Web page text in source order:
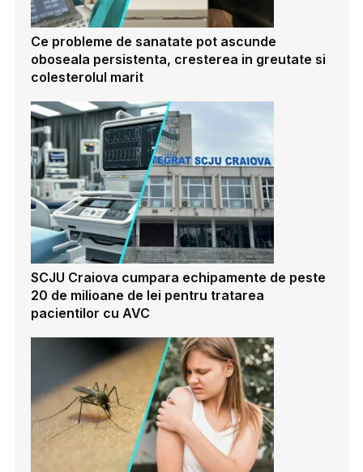
Ce probleme de sanatate pot ascunde
oboseala persistenta, cresterea in greutate si
colesterolul marit
SCJU Craiova cumpara echipamente de peste
20 de milioane de lei pentru tratarea
pacientilor cu AVC